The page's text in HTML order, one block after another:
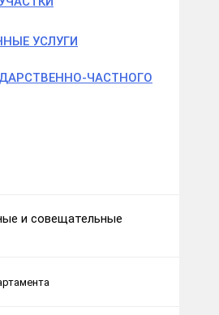
УСЛУГИ
ЧАСТНОГО
и совещательные